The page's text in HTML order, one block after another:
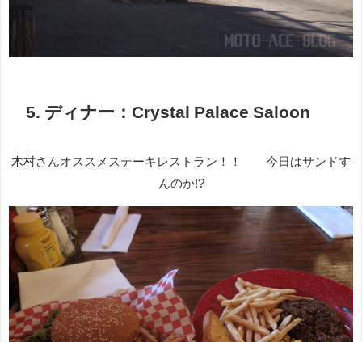
5. ディナー：Crystal Palace Saloon
木村さんオススメステーキレストラン！！ 今日はサンドす
んのか!?